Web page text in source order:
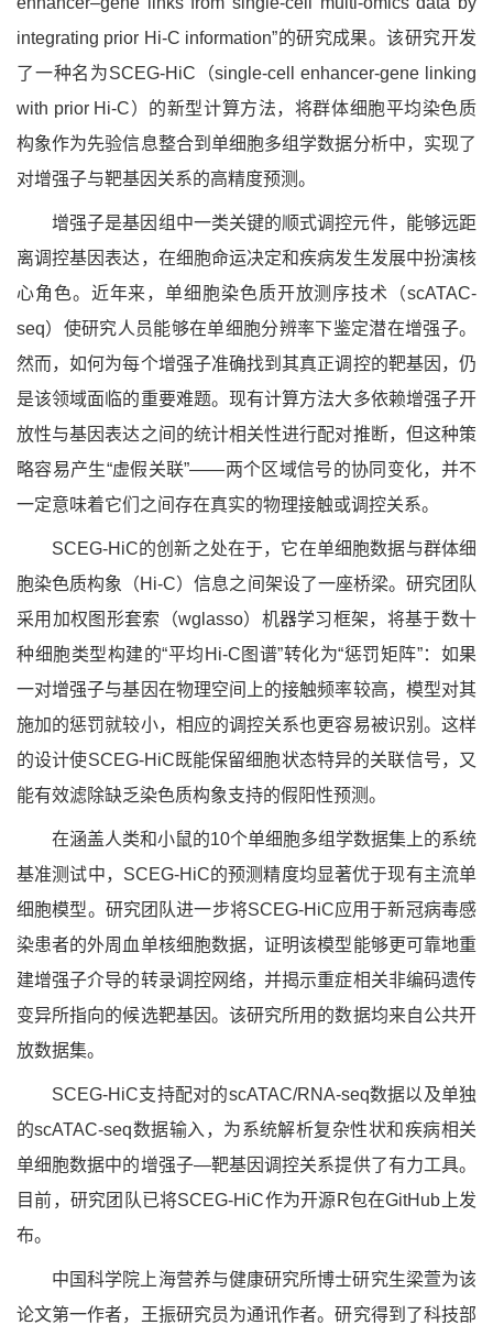
integrating prior Hi-C information”的研究成果。该研究开发
了一种名为SCEG-HiC（single-cell enhancer-gene linking
with prior Hi-C）的新型计算方法，将群体细胞平均染色质
构象作为先验信息整合到单细胞多组学数据分析中，实现了
对增强子与靶基因关系的高精度预测。
增强子是基因组中一类关键的顺式调控元件，能够远距
离调控基因表达，在细胞命运决定和疾病发生发展中扮演核
心角色。近年来，单细胞染色质开放测序技术（scATAC-
seq）使研究人员能够在单细胞分辨率下鉴定潜在增强子。
然而，如何为每个增强子准确找到其真正调控的靶基因，仍
是该领域面临的重要难题。现有计算方法大多依赖增强子开
放性与基因表达之间的统计相关性进行配对推断，但这种策
略容易产生“虚假关联”——两个区域信号的协同变化，并不
一定意味着它们之间存在真实的物理接触或调控关系。
SCEG-HiC的创新之处在于，它在单细胞数据与群体细
胞染色质构象（Hi-C）信息之间 架设了一座桥梁。研究团队
采用加权图形套索（wglasso）机器学习框架，将基于数十
种细胞类型构建的“平均Hi-C图谱”转化为“惩罚矩阵”：如果
一对增强子与基因在物理空间上的接触频率较高，模型对其
施加的惩罚就较小，相应的调控关系也更容易被识别。这样
的设计使SCEG-HiC既能保留细胞状态特异的关联信号，又
能有效滤除缺乏染色质构象支持的假阳性预测。
在涵盖人类和小鼠的10个单细胞多组学数据集上的系统
基准测试中，SCEG-HiC的预测精度均显著优于现有主流单
细胞模型。研究团队进一步将SCEG-HiC应用于新冠病毒感
染患者的外周血单核细胞数据，证明该模型能够更可靠地重
建增强子介导的转录调控网络，并揭示重症相关非编码遗传
变异所指向的候选靶基因。 该研究所用的数据均来自 公共开
放数据集。
SCEG-HiC支持配对的scATAC/RNA-seq数据以及单独
的scATAC-seq数据输入，为系统解析复杂性状和疾病相关
单细胞数据中的增强子—靶基因调控关系提供了有力工具。
目前，研究团队已将SCEG-HiC作为开源R包在GitHub上发
布。
中国科学院上海营养与健康研究所博士研究生梁萱为该
论文第一作者，王振研究员为通讯作者。研究得到了科技部